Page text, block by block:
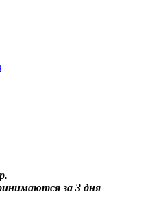
за 3 дня